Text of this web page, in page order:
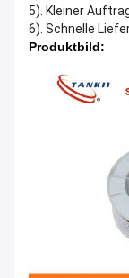
5). Kleiner
6). Schnelle
Produktbild: